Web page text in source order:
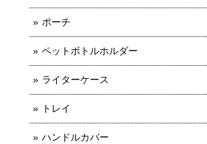
ポーチ
ペットボトルホルダー
ライターケース
トレイ
ハンドルカバー